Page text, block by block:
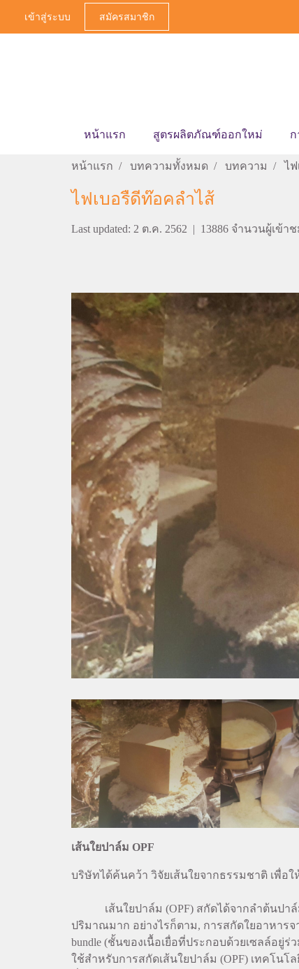
เข้าสู่ระบบ สมัครสมาชิก
หน้าแรก สูตรผลิตภัณฑ์ออกใหม่
หน้าแรก บทความทั้งหมด บทความ ไ
ไฟเบอรืดีท๊อคลำไส้
Last updated: 2 ต.ค. 2562 | 13886 จำนวนผู้เข้าช
เส้นใยปาล์ม OPF
บริษัทได้ค้นคว้า วิจัยเส้นใยจากธรรมชาติ เพื่อ
เส้นใยปาล์ม (OPF) สกัดได้จากลำต้นปาล์ม
ปริมาณมาก อย่างไรก็ตาม, การสกัดใยอาหารจ
bundle (ชั้นของเนื้อเยื่อที่ประกอบด้วยเซลล์อ
ใช้สำหรับการสกัดเส้นใยปาล์ม (OPF) เทคโน